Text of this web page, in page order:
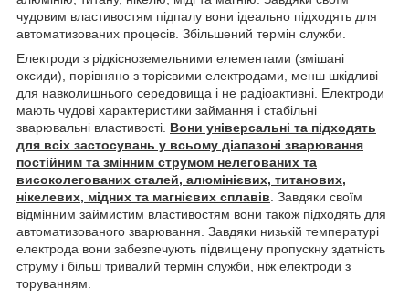
чудовим властивостям підпалу вони ідеально підходять для
автоматизованих процесів. Збільшений термін служби.
Електроди з рідкісноземельними елементами (змішані
оксиди), порівняно з торієвими електродами, менш шкідливі
для навколишнього середовища і не радіоактивні. Електроди
мають чудові характеристики займання і стабільні
зварювальні властивості. Вони універсальні та підходять
для всіх застосувань у всьому діапазоні зварювання
постійним та змінним струмом нелегованих та
високолегованих сталей, алюмінієвих, титанових,
нікелевих, мідних та магнієвих сплавів . Завдяки своїм
відмінним займистим властивостям вони також підходять для
автоматизованого зварювання. Завдяки низькій температурі
електрода вони забезпечують підвищену пропускну здатність
струму і більш тривалий термін служби, ніж електроди з
торуванням.